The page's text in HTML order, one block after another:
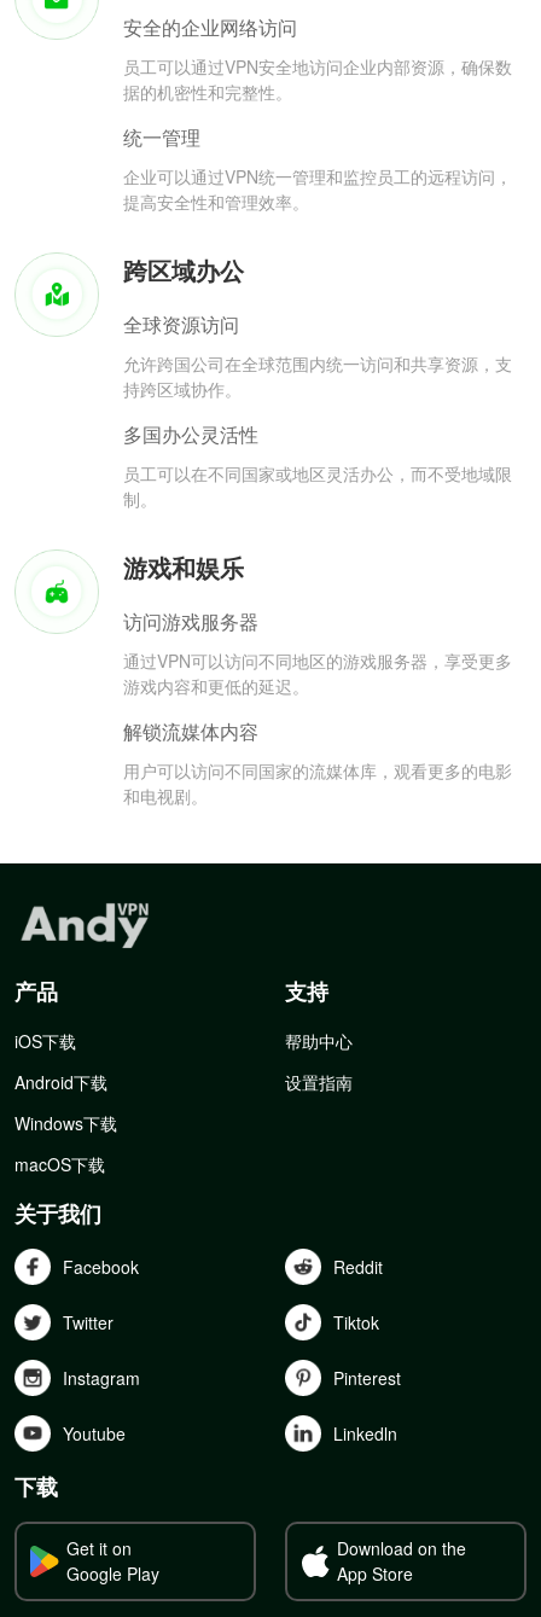
安全的企业网络访问
员工可以通过VPN安全地访问企业内部资源，确保数
据的机密性和完整性。
统一管理
企业可以通过VPN统一管理和监控员工的远程访问，
提高安全性和管理效率。
跨区域办公
全球资源访问
允许跨国公司在全球范围内统一访问和共享资源，支
持跨区域协作。
多国办公灵活性
员工可以在不同国家或地区灵活办公，而不受地域限
制。
游戏和娱乐
访问游戏服务器
通过VPN可以访问不同地区的游戏服务器，享受更多
游戏内容和更低的延迟。
解锁流媒体内容
用户可以访问不同国家的流媒体库，观看更多的电影
和电视剧。
产品
iOS下载
Android下载
Windows下载
macOS下载
支持
帮助中心
设置指南
关于我们
Facebook Reddit
Twitter Tiktok
Instagram Pinterest
Youtube Linkedln
下载
Get it on
Google Play
Download on the
App Store